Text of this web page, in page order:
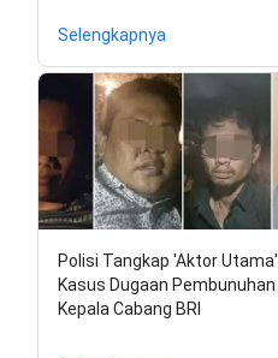
Selengkapnya
Polisi Tangkap 'Aktor Utama'
Kasus Dugaan Pembunuhan
Kepala Cabang BRI